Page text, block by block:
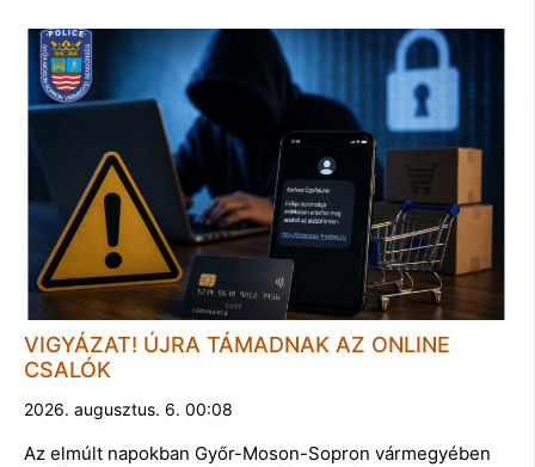
VIGYÁZAT! ÚJRA TÁMADNAK AZ ONLINE
CSALÓK
2026. augusztus. 6. 00:08
Az elmúlt napokban Győr-Moson-Sopron vármegyében